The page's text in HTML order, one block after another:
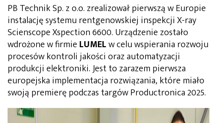
PB Technik Sp. z o.o. zrealizował pierwszą w Europie
instalację systemu rentgenowskiej inspekcji X-ray
Scienscope Xspection 6600. Urządzenie zostało
wdrożone w firmie LUMELw celu wspierania rozwoju
procesów kontroli jakości oraz automatyzacji
produkcji elektroniki. Jest to zarazem pierwsza
europejska implementacja rozwiązania, które miało
swoją premierę podczas targów Productronica 2025.